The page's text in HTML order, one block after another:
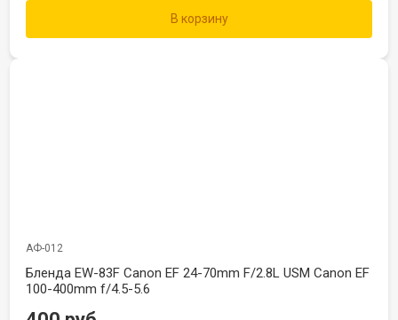
В корзину
АФ-012
Бленда EW-83F Canon EF 24-70mm F/2.8L USM Canon EF
100-400mm f/4.5-5.6